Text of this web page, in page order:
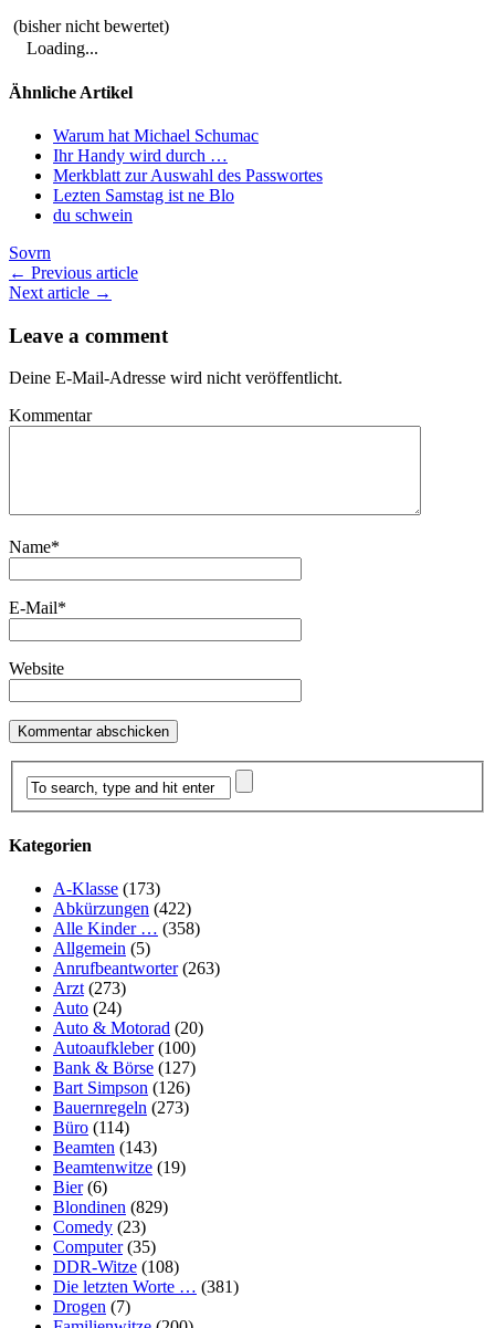
(bisher nicht bewertet)
Loading...
Ähnliche Artikel
Warum hat Michael Schumac
Ihr Handy wird durch …
Merkblatt zur Auswahl des Passwortes
Lezten Samstag ist ne Blo
du schwein
Sovrn
← Previous article
Next article →
Leave a comment
Deine E-Mail-Adresse wird nicht veröffentlicht.
Kommentar
Name*
E-Mail*
Website
Kategorien
A-Klasse (173)
Abkürzungen (422)
Alle Kinder … (358)
Allgemein (5)
Anrufbeantworter(263)
Arzt(273)
Auto (24)
Auto & Motorad (20)
Autoaufkleber(100)
Bank & Börse (127)
Bart Simpson (126)
Bauernregeln (273)
Büro (114)
Beamten (143)
Beamtenwitze (19)
Bier(6)
Blondinen (829)
Comedy (23)
Computer(35)
DDR-Witze (108)
Die letzten Worte … (381)
Drogen (7)